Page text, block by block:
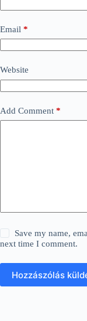
Email *
Website
Add Comment *
Save my name,
next time I comment.
Hozzászólás